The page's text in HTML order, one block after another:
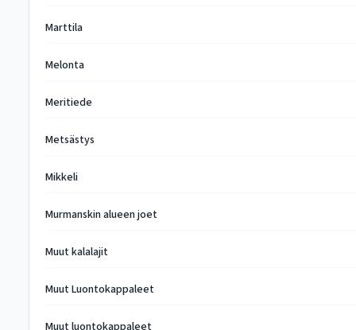
Marttila
Melonta
Meritiede
Metsästys
Mikkeli
Murmanskin alueen joet
Muut kalalajit
Muut Luontokappaleet
Muut luontokappaleet